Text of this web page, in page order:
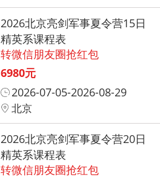
2026北京亮剑军事夏令营15日
精英系课程表
转微信朋友圈抢红包
6980元
2026-07-05-2026-08-29
北京
2026北京亮剑军事夏令营20日
精英系课程表
转微信朋友圈抢红包